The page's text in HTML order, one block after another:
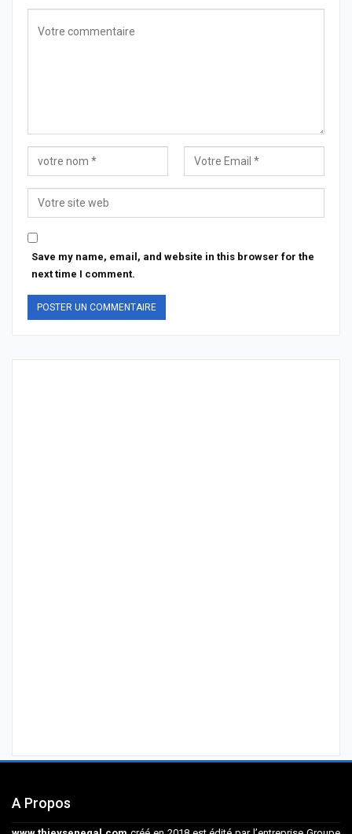
Save my name, email, and website in this browser for the
next time I comment.
A Propos